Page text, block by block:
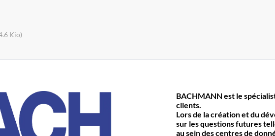
Kio)
BACHMANN est le
clients.
Lors de la création et du
sur les questions futures
au sein des centres de